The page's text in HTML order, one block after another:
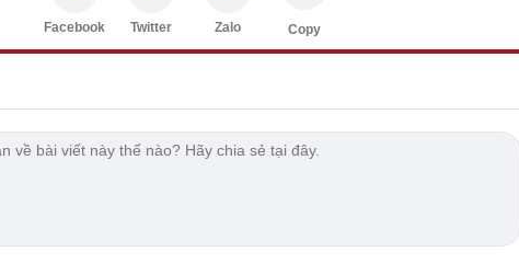
Facebook Twitter Zalo Copy